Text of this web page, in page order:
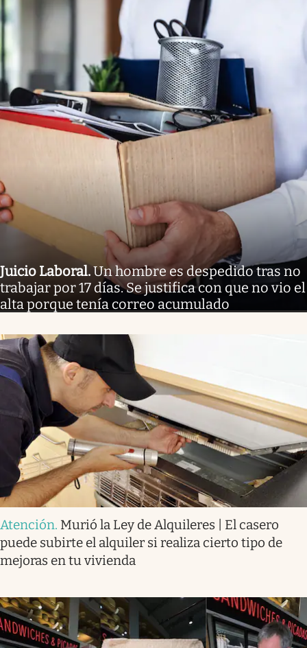
Juicio Laboral.Un hombre es despedido tras no
trabajar por 17 días. Se justifica con que no vio el
alta porque tenía correo acumulado
Atención. Murió la Ley de Alquileres | El casero
puede subirte el alquiler si realiza cierto tipo de
mejoras en tu vivienda